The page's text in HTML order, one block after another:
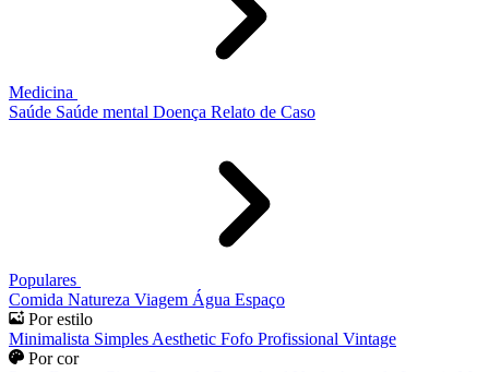
Medicina
Saúde Saúde mental Doença Relato de Caso
Populares
Comida Natureza Viagem Água Espaço
Por estilo
Minimalista Simples Aesthetic Fofo Profissional Vintage
Por cor